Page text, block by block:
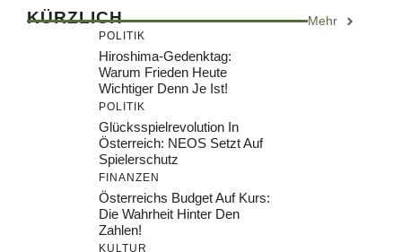
KÜRZLICH Mehr
POLITIK
Hiroshima-Gedenktag:
Warum Frieden Heute
Wichtiger Denn Je Ist!
POLITIK
Glücksspielrevolution In
Österreich: NEOS Setzt Auf
Spielerschutz
FINANZEN
Österreichs Budget Auf Kurs:
Die Wahrheit Hinter Den
Zahlen!
KULTUR